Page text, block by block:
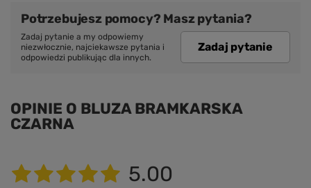
Potrzebujesz pomocy? Masz pytania?
Zadaj pytanie a my odpowiemy
niezwłocznie, najciekawsze pytania i
odpowiedzi publikując dla innych.
Zadaj pytanie
OPINIE O BLUZA BRAMKARSKA
CZARNA
5.00